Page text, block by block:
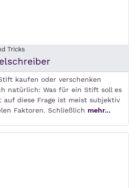
Tricks
kaufen oder verschenken
natürlich: Was für ein Stift soll es
auf diese Frage ist meist subjektiv
Faktoren. Schließlich mehr...